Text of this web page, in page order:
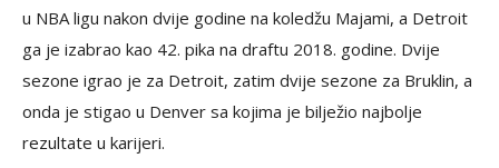
u NBA ligu nakon dvije godine na koledžu Majami, a Detroit
ga je izabrao kao 42. pika na draftu 2018. godine. Dvije
sezone igrao je za Detroit, zatim dvije sezone za Bruklin, a
onda je stigao u Denver sa kojima je bilježio najbolje
rezultate u karijeri.